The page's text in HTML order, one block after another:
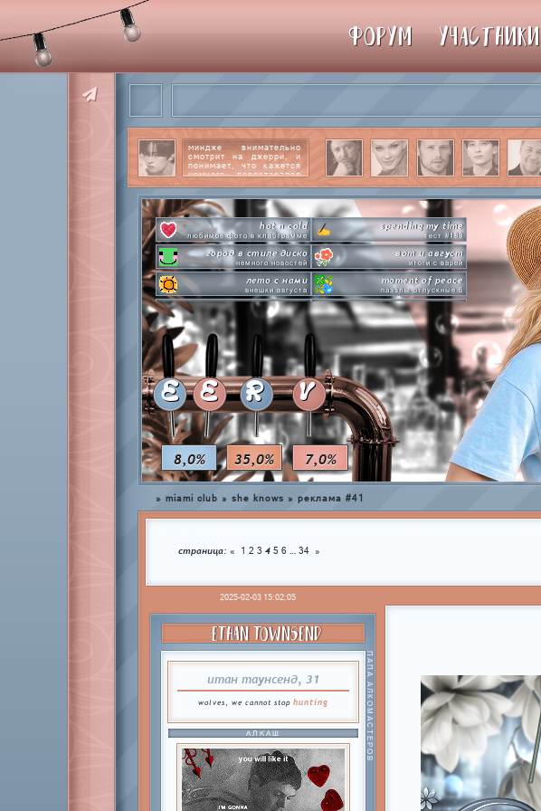
8,0% 35,0% 7,0%
миндже внимательно
смотрит на джерри, и
понимает, что кажется
немного перестарался
далее
hot n cold
любимое фото в клабграмме
spending my time
тест #183
город в стиле диско
немного новостей
вот и август
итоги с варей
лето с нами
внешки августа
moment of peace
паззлы отпускные 6
pen-pineapple-apple-pen!
шлакоблокунь заказывали?
сделай это прямо сейчас
лупим пиньяту!
everyone's a star
покупаем звезды
time goes by so slowly
анаграммы на базе
private emotion
с днем эмоций #4
hot in herre
летняя стикер-пати туть
E E R V
ФОРУМ УЧАСТНИКИ
» miami club » she knows » реклама #41
страница: « 1 2 3 4 5 6 … 34 »
2025-02-03 15:02:05
ETHAN TOWNSEND
итан таунсенд, 31
wolves, we cannot stophunting ПАПА АЛКОМАСТЕРОВ
АЛКАШ